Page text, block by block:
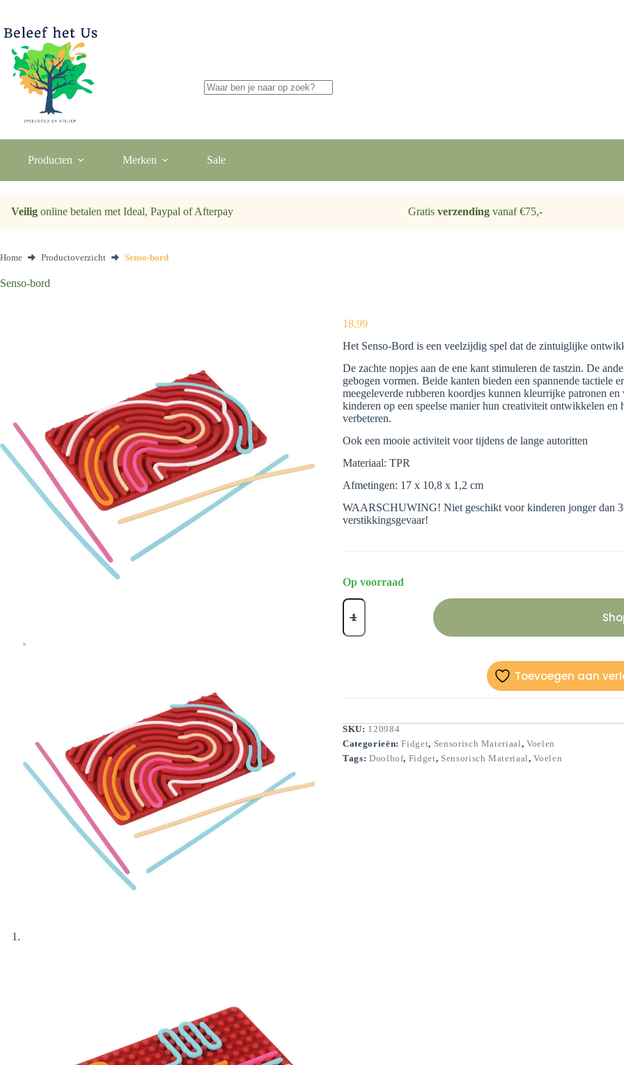
de
inhoud
Producten Merken Sale
Veilig online betalen met Ideal, Paypal of Afterpay Gratis verzendingvanaf €75,-
Home Productoverzicht Senso-bord
Senso-bord
18,99
Het Senso-Bord is een veelzijdig spel dat de zintuiglijke
De zachte nopjes aan de ene kant stimuleren de tastzin. De
gebogen vormen. Beide kanten bieden een spannende tactiele
meegeleverde rubberen koordjes kunnen kleurrijke patronen
kinderen op een speelse manier hun creativiteit ontwikkelen
verbeteren.
Ook een mooie activiteit voor tijdens de lange autoritten
Materiaal: TPR
Afmetingen: 17 x 10,8 x 1,2 cm
WAARSCHUWING! Niet geschikt voor kinderen jonger dan
verstikkingsgevaar!
Op voorraad
Senso-
bord
Toevoegen aan
SKU: 120984
Categorieën:Fidget, Sensorisch Materiaal, Voelen
Tags: Doolhof, Fidget, Sensorisch Materiaal,Voelen